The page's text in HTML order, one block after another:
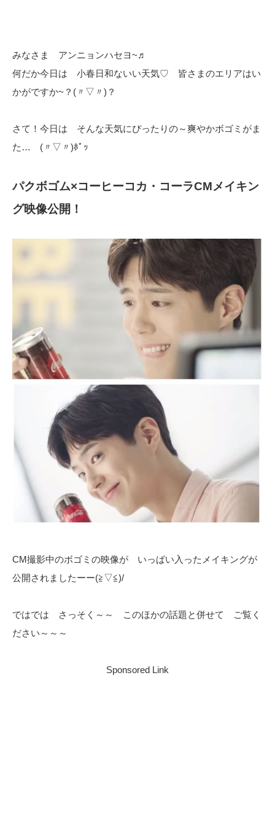
みなさま アンニョンハセヨ~♬
何だか今日は 小春日和ないい天気♡ 皆さまのエリアはい
かがですか~？(〃▽〃)？
さて！今日は そんな天気にぴったりの～爽やかボゴミがま
た… (〃▽〃)ﾎﾟｯ
パクボゴム×コーヒーコカ・コーラCMメイキン
グ映像公開！
CM撮影中のボゴミの映像が いっぱい入ったメイキングが
公開されましたーー(≧▽≦)/
ではでは さっそく～～ このほかの話題と併せて ご覧く
ださい～～～
Sponsored Link